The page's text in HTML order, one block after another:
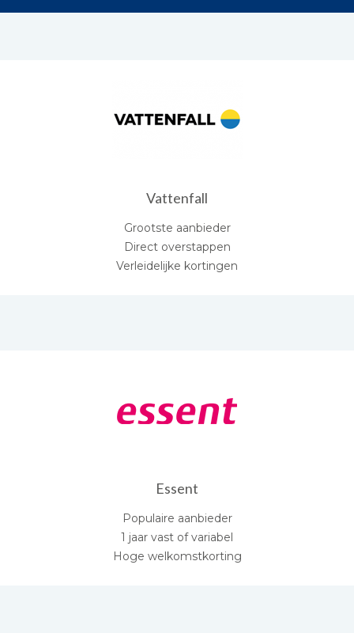
Vattenfall
Grootste aanbieder
Direct overstappen
Verleidelijke kortingen
Essent
Populaire aanbieder
1 jaar vast of variabel
Hoge welkomstkorting